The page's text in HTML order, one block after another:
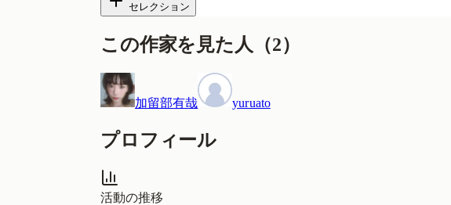
セレクション
この作家を見た人 （2）
加留部有哉 yuruato
プロフィール
活動の推移